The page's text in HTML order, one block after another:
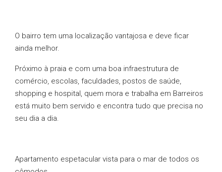
O bairro tem uma localização vantajosa e deve ficar
ainda melhor.
Próximo à praia e com uma boa infraestrutura de
comércio, escolas, faculdades, postos de saúde,
shopping e hospital, quem mora e trabalha em Barreiros
está muito bem servido e encontra tudo que precisa no
seu dia a dia.
Apartamento espetacular vista para o mar de todos os